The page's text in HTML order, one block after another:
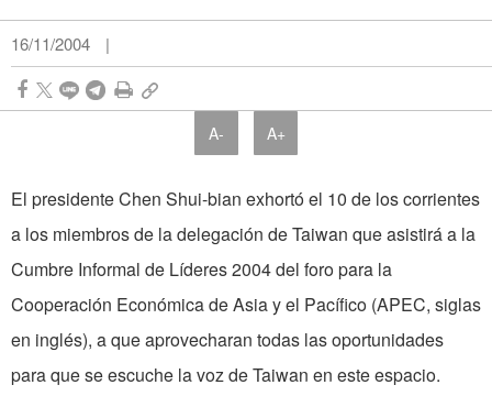
16/11/2004 |
A- A+
El presidente Chen Shui-bian exhortó el 10 de los corrientes
a los miembros de la delegación de Taiwan que asistirá a la
Cumbre Informal de Líderes 2004 del foro para la
Cooperación Económica de Asia y el Pacífico (APEC, siglas
en inglés), a que aprovecharan todas las oportunidades
para que se escuche la voz de Taiwan en este espacio.